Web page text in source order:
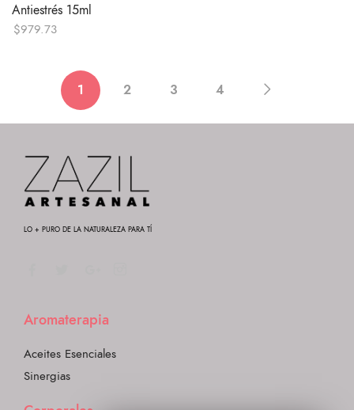
Antiestrés 15ml
$979.73
1 2 3 4
LO + PURO DE LA NATURALEZA PARA TÍ
Aromaterapia
Aceites Esenciales
Sinergias